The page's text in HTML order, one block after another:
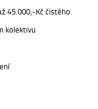
45.000,-Kč čistého
kolektivu